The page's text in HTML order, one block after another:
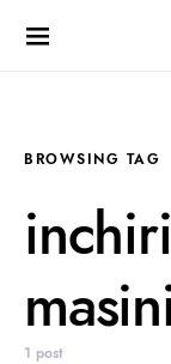
BROWSING TAG
1 post